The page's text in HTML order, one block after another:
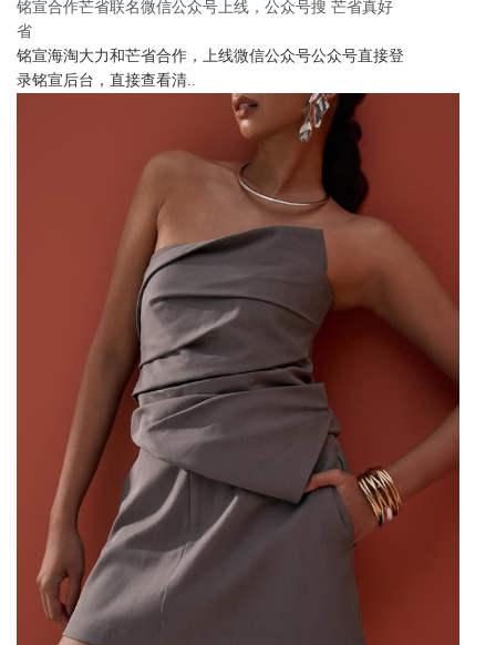
铭宣合作芒省联名微信公众号上线，公众号搜 芒省真好
省
铭宣海淘大力和芒省合作，上线微信公众号公众号直接登
录铭宣后台，直接查看清..